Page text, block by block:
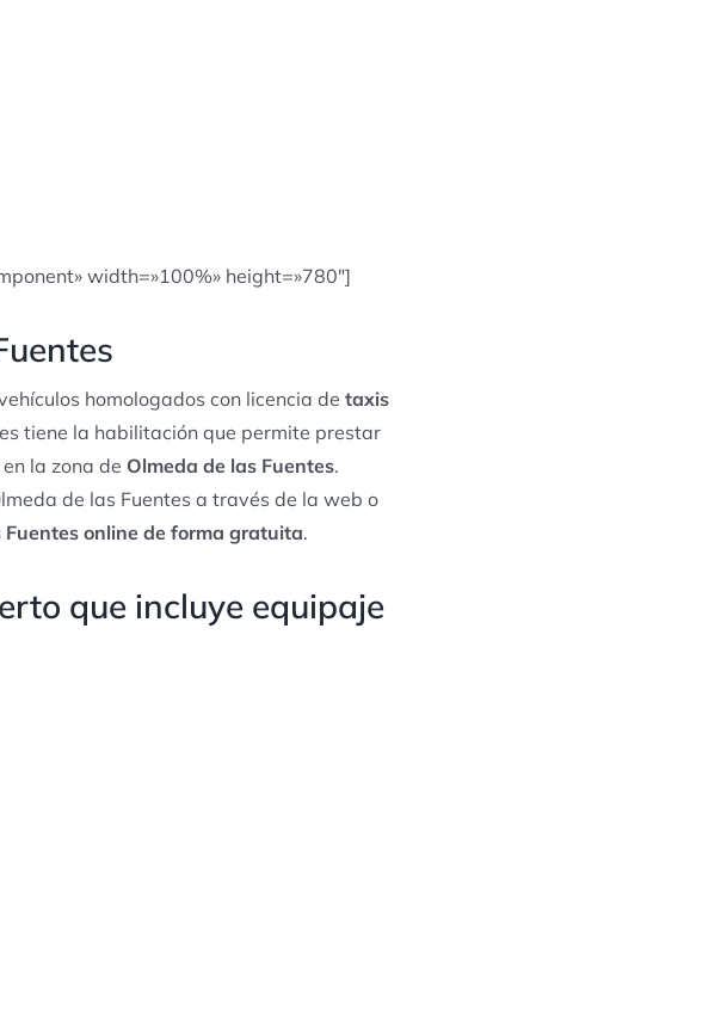
width=»100%» height=»780″]
homologados con licencia de taxis
tiene la habilitación que permite prestar
la zona de Olmeda de las Fuentes.
de las Fuentes a través de la web o
Fuentes online de forma gratuita.
que incluye equipaje